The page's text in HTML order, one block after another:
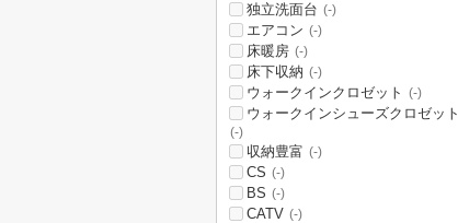
独立洗面台 (-)
エアコン (-)
床暖房 (-)
床下収納 (-)
ウォークインクロゼット (-)
ウォークインシューズクロゼット
(-)
収納豊富 (-)
CS (-)
BS (-)
CATV (-)